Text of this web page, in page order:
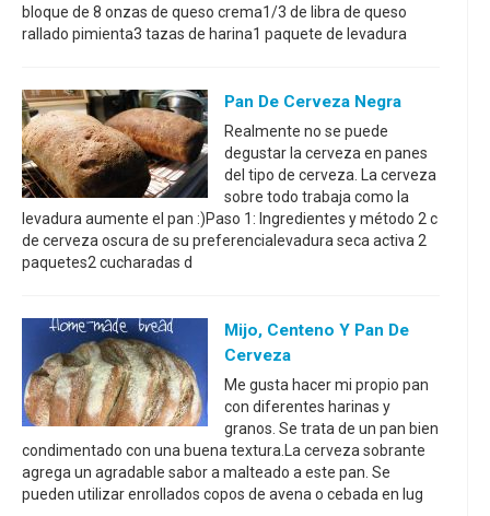
bloque de 8 onzas de queso crema1/3 de libra de queso
rallado pimienta3 tazas de harina1 paquete de levadura
Pan De Cerveza Negra
Realmente no se puede
degustar la cerveza en panes
del tipo de cerveza. La cerveza
sobre todo trabaja como la
levadura aumente el pan :)Paso 1: Ingredientes y método 2 c
de cerveza oscura de su preferencialevadura seca activa 2
paquetes2 cucharadas d
Mijo, Centeno Y Pan De
Cerveza
Me gusta hacer mi propio pan
con diferentes harinas y
granos. Se trata de un pan bien
condimentado con una buena textura.La cerveza sobrante
agrega un agradable sabor a malteado a este pan. Se
pueden utilizar enrollados copos de avena o cebada en lug